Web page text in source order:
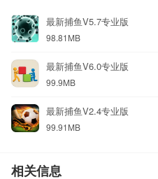
最新捕鱼V5.7专业版
98.81MB
最新捕鱼V6.0专业版
99.9MB
最新捕鱼V2.4专业版
99.91MB
相关信息